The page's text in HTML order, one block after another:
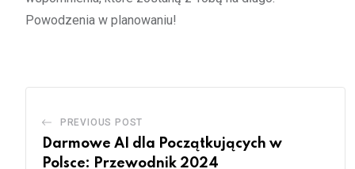
Powodzenia w planowaniu!
PREVIOUS POST
Darmowe AI dla Początkujących w
Polsce: Przewodnik 2024